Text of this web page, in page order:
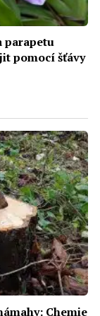
parapetu
pomocí šťávy
Chemie